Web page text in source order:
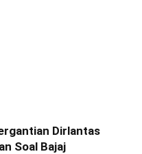
Dirlantas
Soal Bajaj